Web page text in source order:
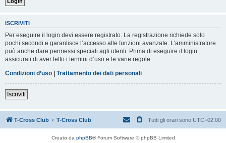
ISCRIVITI
Per eseguire il login devi essere registrato. La registrazione richiede solo
pochi secondi e garantisce l’accesso alle funzioni avanzate. L’amministratore
può anche dare permessi speciali agli utenti. Prima di eseguire il login
assicurati di aver letto i termini d’uso e le varie regole.
Condizioni d’uso | Trattamento dei dati personali
Iscriviti
T-Cross Club T-Cross Club Tutti gli orari sono UTC+02:00
Creato da phpBB® Forum Software © phpBB Limited